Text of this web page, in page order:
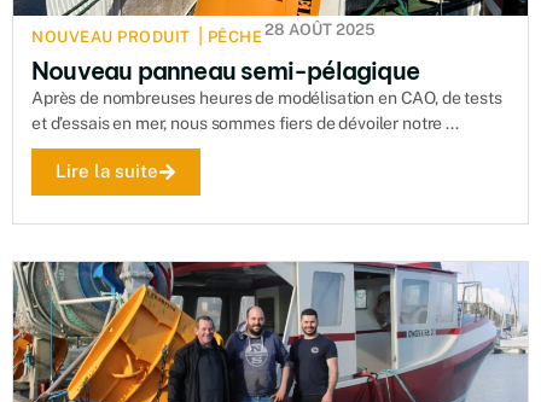
NOUVEAU PRODUIT PÊCHE28 AOÛT 2025
Nouveau panneau semi-pélagique
Après de nombreuses heures de modélisation en CAO, de tests
et d’essais en mer, nous sommes fiers de dévoiler notre ...
Lire la suite